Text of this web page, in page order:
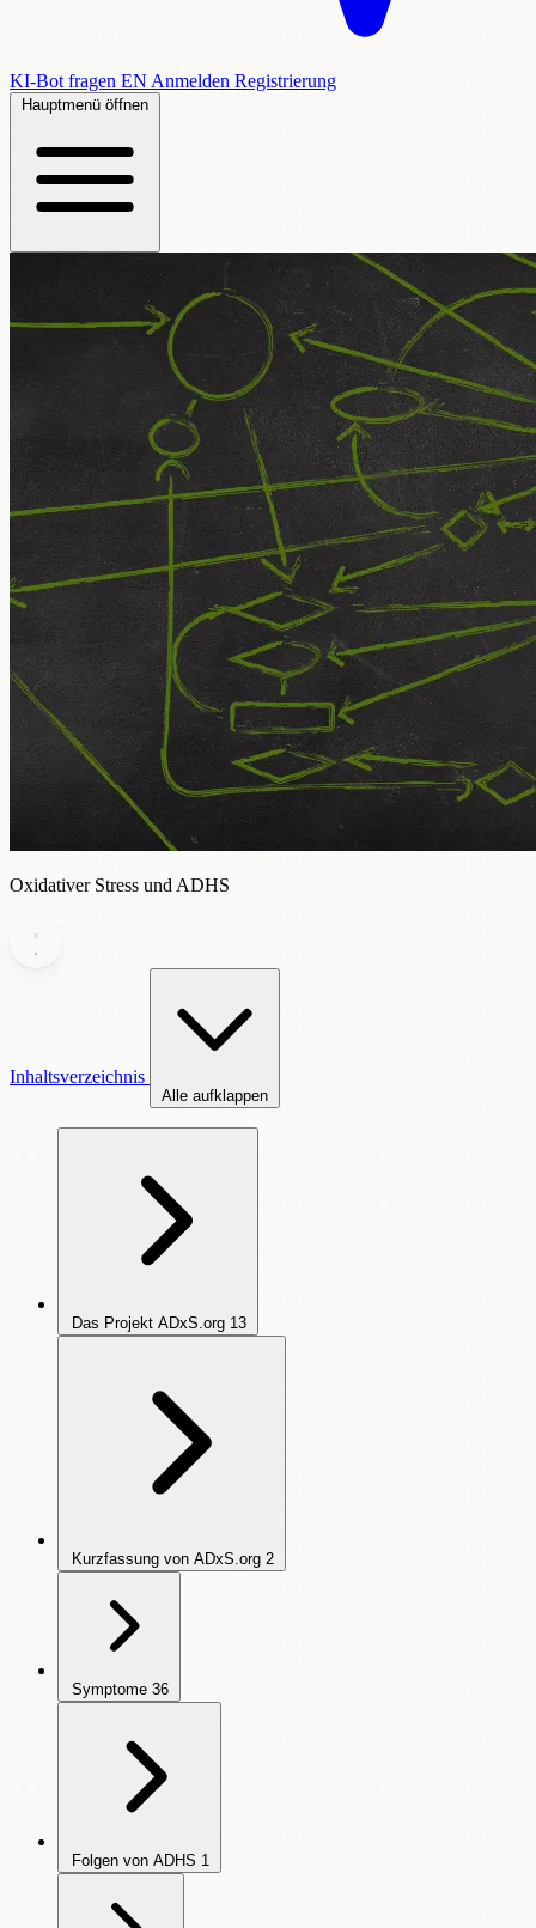
KI-Bot fragen EN Anmelden Registrierung
Hauptmenü öffnen
Oxidativer Stress und ADHS
Inhaltsverzeichnis
Alle aufklappen
Das Projekt ADxS.org 13
Kurzfassung von ADxS.org 2
Symptome 36
Folgen von ADHS 1